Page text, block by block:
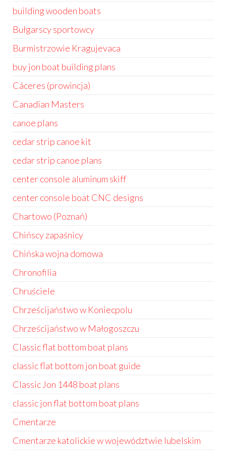
building wooden boats
Bułgarscy sportowcy
Burmistrzowie Kragujevaca
buy jon boat building plans
Cáceres (prowincja)
Canadian Masters
canoe plans
cedar strip canoe kit
cedar strip canoe plans
center console aluminum skiff
center console boat CNC designs
Chartowo (Poznań)
Chińscy zapaśnicy
Chińska wojna domowa
Chronofilia
Chruściele
Chrześcijaństwo w Koniecpolu
Chrześcijaństwo w Małogoszczu
Classic flat bottom boat plans
classic flat bottom jon boat guide
Classic Jon 1448 boat plans
classic jon flat bottom boat plans
Cmentarze
Cmentarze katolickie w województwie lubelskim